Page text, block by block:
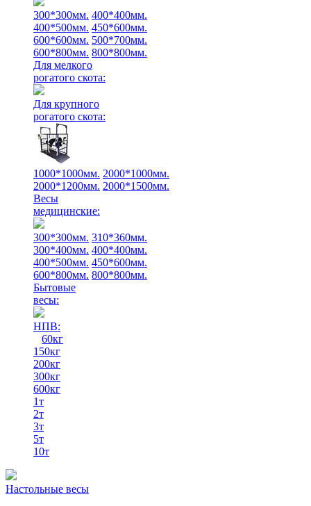
300*300мм. 400*400мм.
400*500мм. 450*600мм.
600*600мм. 500*700мм.
600*800мм. 800*800мм.
Для мелкого
рогатого скота:
Для крупного
рогатого скота:
1000*1000мм. 2000*1000мм.
2000*1200мм. 2000*1500мм.
Весы
медицинские:
300*300мм. 310*360мм.
300*400мм. 400*400мм.
400*500мм. 450*600мм.
600*800мм. 800*800мм.
Бытовые
весы:
НПВ:
60кг
150кг
200кг
300кг
600кг
1т
2т
3т
5т
10т
Настольные весы